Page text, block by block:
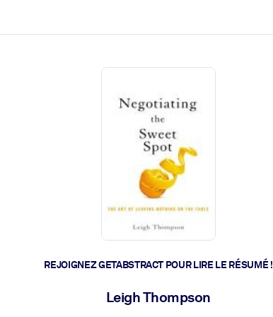
REJOIGNEZ GETABSTRACT POUR LIRE LE RÉSUMÉ !
Leigh Thompson